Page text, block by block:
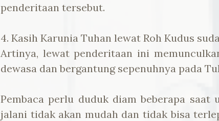
penderitaan tersebut.
4. Kasih Karunia Tuhan lewat Roh Kudus
Artinya, lewat penderitaan ini
dewasa dan bergantung sepenuhnya pada
Pembaca perlu duduk diam beberapa
jalani tidak akan mudah dan tidak bisa